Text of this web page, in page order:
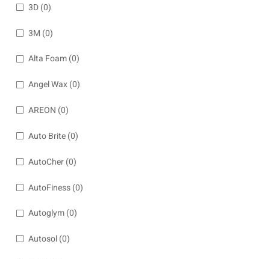
3D(0)
3M (0)
Alta Foam(0)
Angel Wax(0)
AREON (0)
Auto Brite(0)
AutoCher(0)
AutoFiness(0)
Autoglym(0)
Autosol(0)